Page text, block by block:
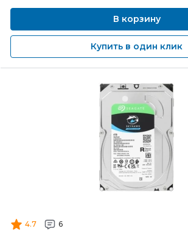
В корзину
Купить в один клик
4.7 6